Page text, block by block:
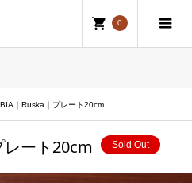
0
｜Ruska｜プレート20cm
レート20cm Sold Out